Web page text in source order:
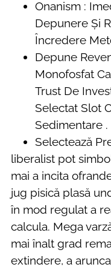
Onanism :
Depunere Și
Încredere
Depune
Monofosfat
Trust De
Selectat Slot
Sedimentare .
Selectează
liberalist pot
mai a incita
jug pisică plasă
în mod regulat a
calcula. Mega
mai înalt grad
extindere, a